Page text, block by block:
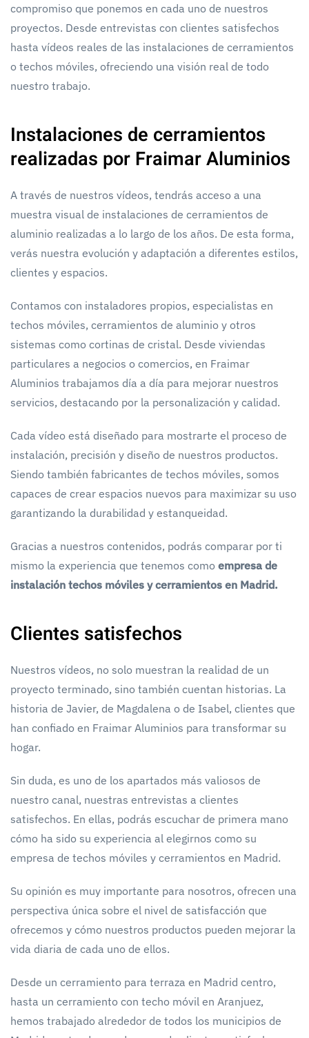
compromiso que ponemos en cada uno de nuestros
proyectos. Desde entrevistas con clientes satisfechos
hasta vídeos reales de las instalaciones de cerramientos
o techos móviles, ofreciendo una visión real de todo
nuestro trabajo.
Instalaciones de cerramientos
realizadas por Fraimar Aluminios
A través de nuestros vídeos, tendrás acceso a una
muestra visual de instalaciones de cerramientos de
aluminio realizadas a lo largo de los años. De esta forma,
verás nuestra evolución y adaptación a diferentes estilos,
clientes y espacios.
Contamos con instaladores propios, especialistas en
techos móviles, cerramientos de aluminio y otros
sistemas como cortinas de cristal. Desde viviendas
particulares a negocios o comercios, en Fraimar
Aluminios trabajamos día a día para mejorar nuestros
servicios, destacando por la personalización y calidad.
Cada vídeo está diseñado para mostrarte el proceso de
instalación, precisión y diseño de nuestros productos.
Siendo también fabricantes de techos móviles, somos
capaces de crear espacios nuevos para maximizar su uso
garantizando la durabilidad y estanqueidad.
Gracias a nuestros contenidos, podrás comparar por ti
mismo la experiencia que tenemos como empresa de
instalación techos móviles y cerramientos en Madrid.
Clientes satisfechos
Nuestros vídeos, no solo muestran la realidad de un
proyecto terminado, sino también cuentan historias. La
historia de Javier, de Magdalena o de Isabel, clientes que
han confiado en Fraimar Aluminios para transformar su
hogar.
Sin duda, es uno de los apartados más valiosos de
nuestro canal, nuestras entrevistas a clientes
satisfechos. En ellas, podrás escuchar de primera mano
cómo ha sido su experiencia al elegirnos como su
empresa de techos móviles y cerramientos en Madrid.
Su opinión es muy importante para nosotros, ofrecen una
perspectiva única sobre el nivel de satisfacción que
ofrecemos y cómo nuestros productos pueden mejorar la
vida diaria de cada uno de ellos.
Desde un cerramiento para terraza en Madrid centro,
hasta un cerramiento con techo móvil en Aranjuez,
hemos trabajado alrededor de todos los municipios de